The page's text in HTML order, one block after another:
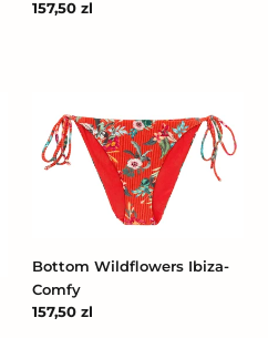
Cena
157,50 zl
Wildflowers
Ibiza-
Comfy
Bottom Wildflowers Ibiza-
Comfy
Cena
157,50 zl